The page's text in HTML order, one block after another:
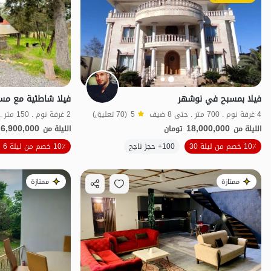
فيلا بمسبح في نوشهر
4 غرفة نوم . 700 متر . حتى 8 ضيف 5 (70 تعليق)
الليلة من 18,000,000 تومان
10٪ خصم من ليلة 30
100+ حجز ناجح الفخامة والرفاهية
2 غرفة نوم . 150 متر . حتى 8 ضيف
الليلة من 6,900,000
10٪ خصم من ليلة 6
ممتازة ممتازة